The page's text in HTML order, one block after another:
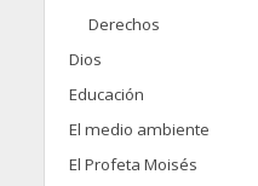
Derechos
Dios
Educación
El medio ambiente
El Profeta Moisés